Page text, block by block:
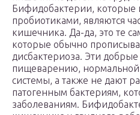
Бифидобактерии, которые
пробиотиками, являются
кишечника. Да-да, это те
которые обычно
дисбактериоза. Эти
пищеварению,
системы, а также не дают
патогенным бактериям,
заболеваниям.